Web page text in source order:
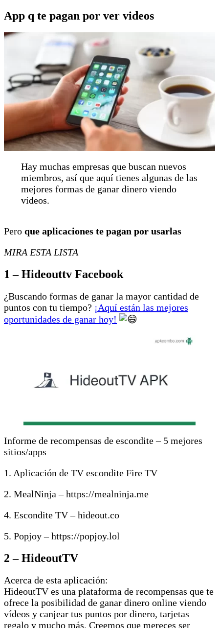
App q te pagan por ver videos
Hay muchas empresas que buscan nuevos
miembros, así que aquí tienes algunas de las
mejores formas de ganar dinero viendo
vídeos.
Pero que aplicaciones te pagan por usarlas
MIRA ESTA LISTA
1 – Hideouttv Facebook
¿Buscando formas de ganar la mayor cantidad de
puntos con tu tiempo? ¡Aquí están las mejores
oportunidades de ganar hoy!
Informe de recompensas de escondite – 5 mejores
sitios/apps
1. Aplicación de TV escondite Fire TV
2. MealNinja – https://mealninja.me
4. Escondite TV – hideout.co
5. Popjoy – https://popjoy.lol
2 – HideoutTV
Acerca de esta aplicación:
HideoutTV es una plataforma de recompensas que te
ofrece la posibilidad de ganar dinero online viendo
vídeos y canjear tus puntos por dinero, tarjetas
regalo y mucho más. Creemos que mereces ser